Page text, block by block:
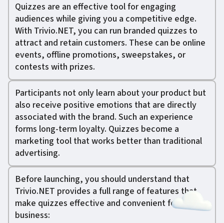
Quizzes are an effective tool for engaging
audiences while giving you a competitive edge.
With Trivio.NET, you can run branded quizzes to
attract and retain customers. These can be online
events, offline promotions, sweepstakes, or
contests with prizes.
Participants not only learn about your product but
also receive positive emotions that are directly
associated with the brand. Such an experience
forms long-term loyalty. Quizzes become a
marketing tool that works better than traditional
advertising.
Before launching, you should understand that
Trivio.NET provides a full range of features that
make quizzes effective and convenient for
business: